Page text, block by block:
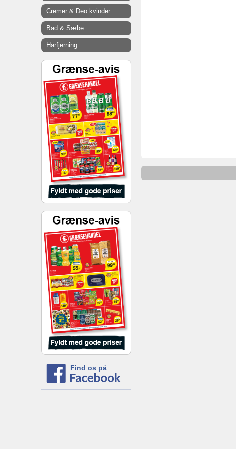
Cremer & Deo kvinder
Bad & Sæbe
Hårfjerning
Find os på